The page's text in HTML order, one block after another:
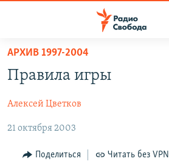
упрощенного
доступа
содержанию
Вернутся
ПОДКАСТЫ
АВТОРСКИЕ ПРОЕКТЫ
ЦИТАТЫ СВОБОДЫ
МНЕНИЯ
АРХИВ 1997-2004
Правила игры
Алексей Цветков
21 октября 2003
Поделиться Читать без VPN